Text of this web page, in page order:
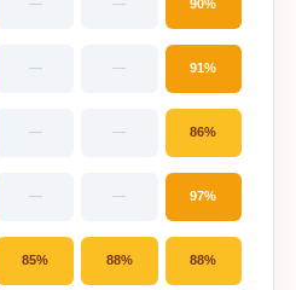
— — 90%
— — 91%
— — 86%
— — 97%
85% 88% 88%